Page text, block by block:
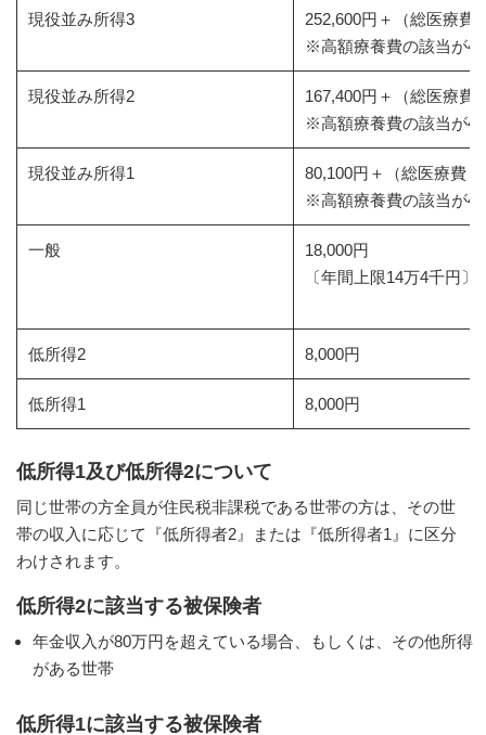
現役並み所得3
252,600円＋（総医療費
※高額療養費の該当が4
現役並み所得2
167,400円＋（総医療費
※高額療養費の該当が4
現役並み所得1
80,100円＋（総医療費
※高額療養費の該当が4
一般
18,000円
〔年間上限14万4千円〕
低所得2 8,000円
低所得1 8,000円
低所得1及び低所得2について
同じ世帯の方全員が住民税非課税である世帯の方は、その世
帯の収入に応じて『低所得者2』または『低所得者1』に区分
わけされます。
低所得2に該当する被保険者
年金収入が80万円を超えている場合、もしくは、その他所得
がある世帯
低所得1に該当する被保険者